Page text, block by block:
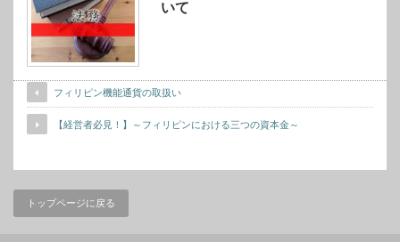
いて
フィリピン機能通貨の取扱い
【経営者必見！】～フィリピンにおける三つの資本金～
トップページに戻る